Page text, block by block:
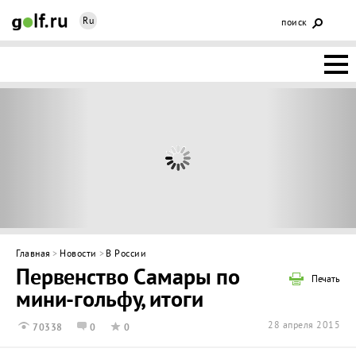
Ru поиск
ГОЛЬФ-
ИНТЕРАКТИВ
Главная > Новости > В России
Печать
Первенство Самары по
мини-гольфу, итоги
70338 0 0 28 апреля 2015